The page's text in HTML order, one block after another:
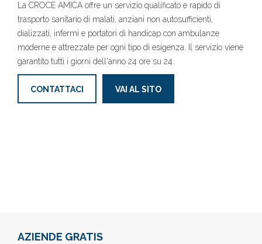
La CROCE AMICA offre un servizio qualificato e rapido di
trasporto sanitario di malati, anziani non autosufficienti,
dializzati, infermi e portatori di handicap con ambulanze
moderne e attrezzate per ogni tipo di esigenza. Il servizio viene
garantito tutti i giorni dell'anno 24 ore su 24.
CONTATTACI VAI AL SITO
AZIENDE GRATIS